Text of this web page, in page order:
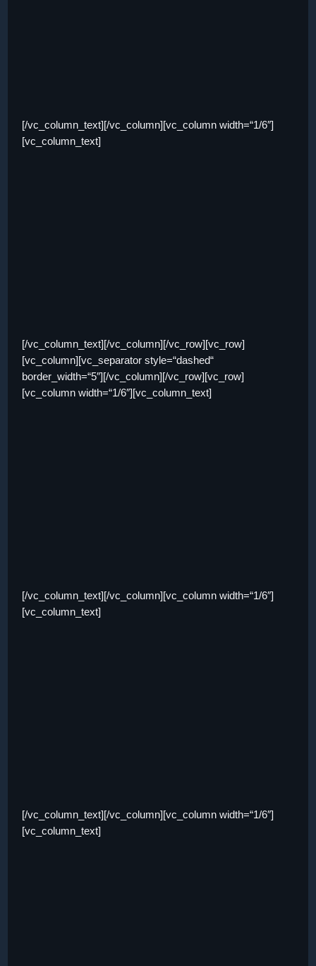
[/vc_column_text][/vc_column][vc_column width=“1/6″]
[vc_column_text]
[/vc_column_text][/vc_column][/vc_row][vc_row]
[vc_column][vc_separator style=“dashed“
border_width=“5″][/vc_column][/vc_row][vc_row]
[vc_column width=“1/6″][vc_column_text]
[/vc_column_text][/vc_column][vc_column width=“1/6″]
[vc_column_text]
[/vc_column_text][/vc_column][vc_column width=“1/6″]
[vc_column_text]